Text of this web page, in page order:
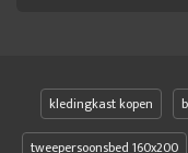
kledingkast kopen
tweepersoonsbed 160x200